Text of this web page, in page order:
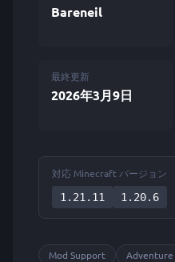
Bareneil
最終更新
2026年3月9日
対応 Minecraft バージョン
1.21.11
1.20.6
Mod Support Adventure